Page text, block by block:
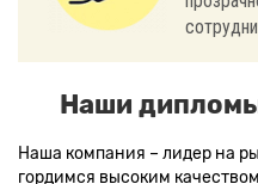
Наши
Наша компания – лидер на
гордимся высоким